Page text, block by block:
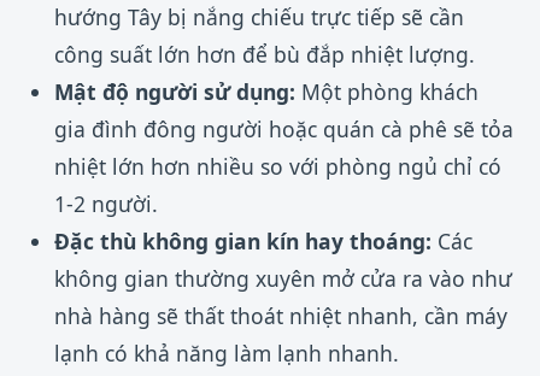
hướng Tây bị nắng chiếu trực tiếp sẽ cần
công suất lớn hơn để bù đắp nhiệt lượng.
Mật độ người sử dụng: Một phòng khách
gia đình đông người hoặc quán cà phê sẽ tỏa
nhiệt lớn hơn nhiều so với phòng ngủ chỉ có
1-2 người.
Đặc thù không gian kín hay thoáng: Các
không gian thường xuyên mở cửa ra vào như
nhà hàng sẽ thất thoát nhiệt nhanh, cần máy
lạnh có khả năng làm lạnh nhanh.